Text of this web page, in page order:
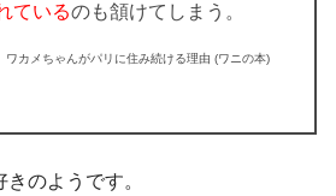
ているのも頷けてしまう。
カメちゃんがパリに住み続ける理由 (ワニの本)
のようです。